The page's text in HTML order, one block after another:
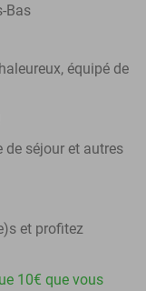
Bas
équipé de
de séjour et autres
et profitez
10€ que vous